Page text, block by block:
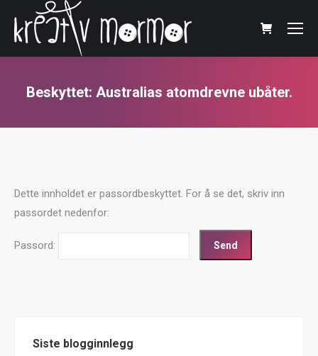
Beskyttet: Australias atomdrevne ubåter.
Dette innholdet er passordbeskyttet. For å se det, skriv inn
passordet nedenfor:
Passord:
Siste blogginnlegg